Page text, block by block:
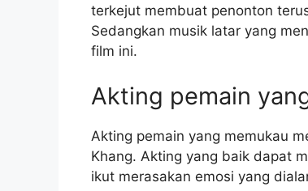
terkejut membuat penonton
Sedangkan musik latar yang
film ini.
Akting pemain
Akting pemain yang memukau
Khang. Akting yang baik dapat
ikut merasakan emosi yang